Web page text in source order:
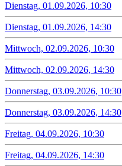
Dienstag, 01.09.2026, 10:30
Dienstag, 01.09.2026, 14:30
Mittwoch, 02.09.2026, 10:30
Mittwoch, 02.09.2026, 14:30
Donnerstag, 03.09.2026, 10:30
Donnerstag, 03.09.2026, 14:30
Freitag, 04.09.2026, 10:30
Freitag, 04.09.2026, 14:30